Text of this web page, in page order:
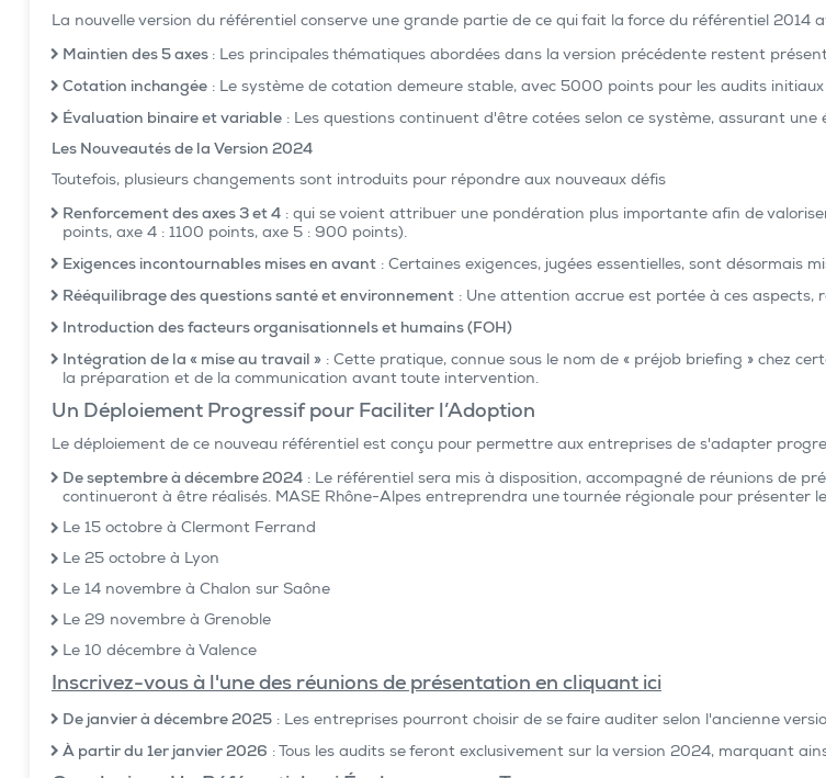
La nouvelle version du référentiel conserve une grande partie de ce qui fait la force du référentiel 2014
Maintien des 5 axes : Les principales thématiques abordées dans la version précédente restent
Cotation inchangée : Le système de cotation demeure stable, avec 5000 points pour les audits
Évaluation binaire et variable : Les questions continuent d'être cotées selon ce système, assurant
Les Nouveautés de la Version 2024
Toutefois, plusieurs changements sont introduits pour répondre aux nouveaux défis
Renforcement des axes 3 et 4 : qui se voient attribuer une pondération plus importante afin de
points, axe 4 : 1100 points, axe 5 : 900 points).
Exigences incontournables mises en avant : Certaines exigences, jugées essentielles, sont désormais
Rééquilibrage des questions santé et environnement : Une attention accrue est portée à ces aspects,
Introduction des facteurs organisationnels et humains (FOH)
Intégration de la « mise au travail » : Cette pratique, connue sous le nom de « préjob briefing » chez
la préparation et de la communication avant toute intervention.
Un Déploiement Progressif pour Faciliter l’Adoption
Le déploiement de ce nouveau référentiel est conçu pour permettre aux entreprises de s'adapter
De septembre à décembre 2024 : Le référentiel sera mis à disposition, accompagné de réunions de
continueront à être réalisés. MASE Rhône-Alpes entreprendra une tournée régionale pour présenter
Le 15 octobre à Clermont Ferrand
Le 25 octobre à Lyon
Le 14 novembre à Chalon sur Saône
Le 29 novembre à Grenoble
Le 10 décembre à Valence
Inscrivez-vous à l'une des réunions de présentation en cliquant ici
De janvier à décembre 2025 : Les entreprises pourront choisir de se faire auditer selon l'ancienne
À partir du 1er janvier 2026 : Tous les audits se feront exclusivement sur la version 2024, marquant